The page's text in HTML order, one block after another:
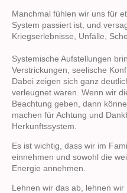
Manchmal fühlen wir uns für
System passiert ist, und
Kriegserlebnisse, Unfälle,
Systemische Aufstellungen
Verstrickungen, seelische
Dabei zeigen sich ganz
verleugnet waren. Wenn wir
Beachtung geben, dann
machen für Achtung und
Herkunftssystem.
Es ist wichtig, dass wir im
einnehmen und sowohl die
Energie annehmen.
Lehnen wir das ab, lehnen